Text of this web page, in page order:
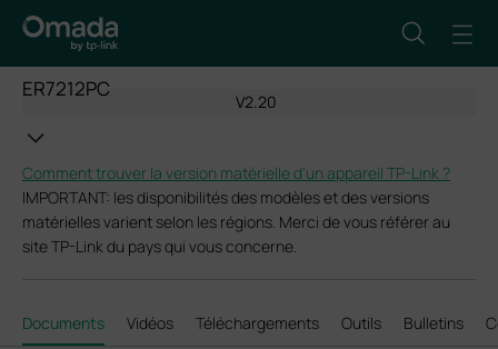
ER7212PC
V2.20
Comment trouver la version matérielle d'un appareil TP-Link ?
IMPORTANT: les disponibilités des modèles et des versions
matérielles varient selon les régions. Merci de vous référer au
site TP-Link du pays qui vous concerne.
Documents Vidéos Téléchargements Outils Bulletins